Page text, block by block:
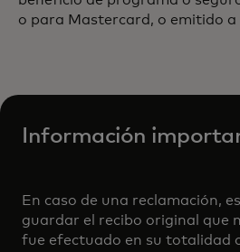
o para Mastercard, o emitido
Información
En caso de una reclamación,
guardar el recibo original que
fue efectuado en su totalidad